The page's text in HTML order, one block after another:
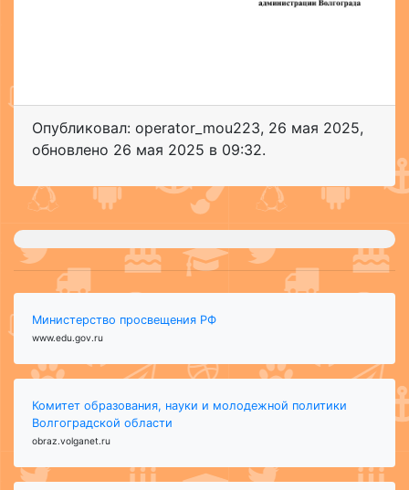
Опубликовал: operator_mou223, 26 мая 2025,
обновлено 26 мая 2025 в 09:32.
Министерство просвещения РФ
www.edu.gov.ru
Комитет образования, науки и молодежной политики
Волгоградской области
obraz.volganet.ru